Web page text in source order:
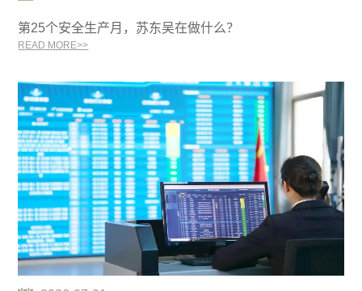
第25个安全生产月，苏东吴在做什么？
READ MORE>>